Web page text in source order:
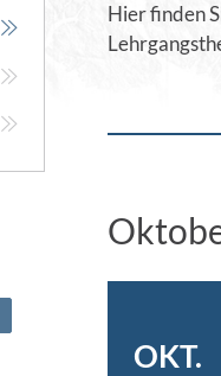
Hier finden
OKT.